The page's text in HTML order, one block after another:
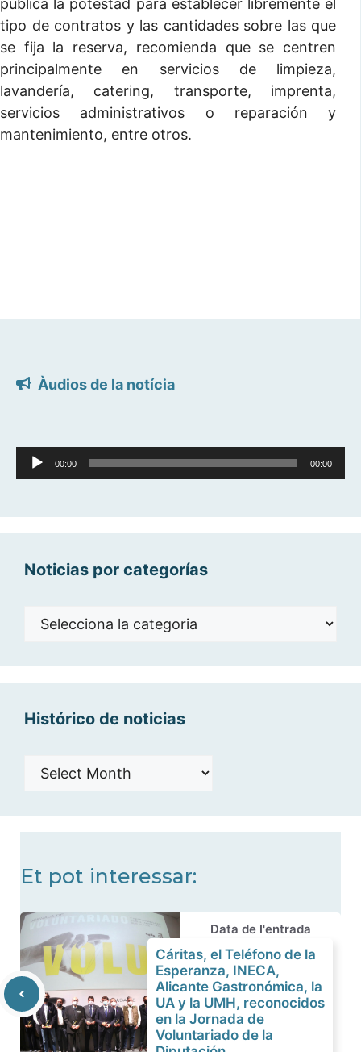
pública la potestad para establecer libremente el
tipo de contratos y las cantidades sobre las que
se fija la reserva, recomienda que se centren
principalmente en servicios de limpieza,
lavandería, catering, transporte, imprenta,
servicios administrativos o reparación y
mantenimiento, entre otros.
Àudios de la notícia
d'àudio00:00 00:00
Noticias por categorías
Noticias
Histórico de noticias
Histórico
Et pot interessar:
Data de l'entrada
Cáritas, el Teléfono de la
Esperanza, INECA,
Alicante Gastronómica, la
UA y la UMH, reconocidos
en la Jornada de
Voluntariado de la